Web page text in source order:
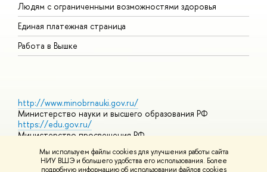
Мы используем файлы cookies для улучшения работы сайта
НИУ ВШЭ и большего удобства его использования. Более
подробную информацию об использовании файлов cookies
Людям с ограниченными возможностями здоровья
Единая платежная страница
Работа в Вышке
http://www.minobrnauki.gov.ru/
Министерство науки и высшего образования РФ
https://edu.gov.ru/
Министерство просвещения РФ
https://elearning.hse.ru/mooc
Массовые открытые онлайн-курсы